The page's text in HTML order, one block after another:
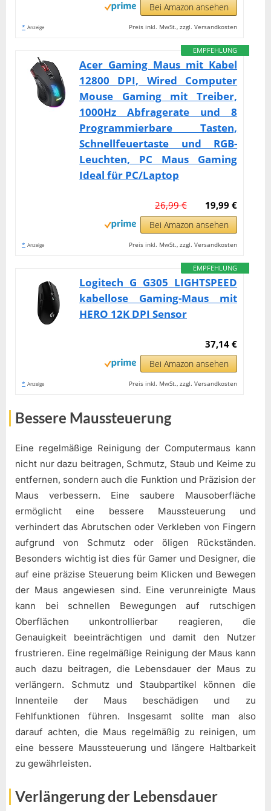
Bei Amazon ansehen
* Anzeige Preis inkl. MwSt., zzgl. Versandkosten
EMPFEHLUNG
Acer Gaming Maus mit Kabel
12800 DPI, Wired Computer
Mouse Gaming mit Treiber,
1000Hz Abfragerate und 8
Programmierbare Tasten,
Schnellfeuertaste und RGB-
Leuchten, PC Maus Gaming
Ideal für PC/Laptop
19,99 €
26,99 €
Bei Amazon ansehen
* Anzeige Preis inkl. MwSt., zzgl. Versandkosten
EMPFEHLUNG
Logitech G G305 LIGHTSPEED
kabellose Gaming-Maus mit
HERO 12K DPI Sensor
37,14 €
Bei Amazon ansehen
* Anzeige Preis inkl. MwSt., zzgl. Versandkosten
Bessere Maussteuerung
Eine regelmäßige Reinigung der Computermaus kann
nicht nur dazu beitragen, Schmutz, Staub und Keime zu
entfernen, sondern auch die Funktion und Präzision der
Maus verbessern. Eine saubere Mausoberfläche
ermöglicht eine bessere Maussteuerung und
verhindert das Abrutschen oder Verkleben von Fingern
aufgrund von Schmutz oder öligen Rückständen.
Besonders wichtig ist dies für Gamer und Designer, die
auf eine präzise Steuerung beim Klicken und Bewegen
der Maus angewiesen sind. Eine verunreinigte Maus
kann bei schnellen Bewegungen auf rutschigen
Oberflächen unkontrollierbar reagieren, die
Genauigkeit beeinträchtigen und damit den Nutzer
frustrieren. Eine regelmäßige Reinigung der Maus kann
auch dazu beitragen, die Lebensdauer der Maus zu
verlängern. Schmutz und Staubpartikel können die
Innenteile der Maus beschädigen und zu
Fehlfunktionen führen. Insgesamt sollte man also
darauf achten, die Maus regelmäßig zu reinigen, um
eine bessere Maussteuerung und längere Haltbarkeit
zu gewährleisten.
Verlängerung der Lebensdauer